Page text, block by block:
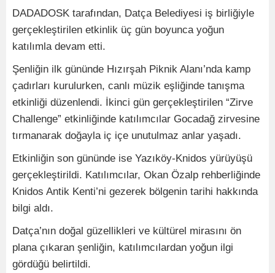
DADADOSK tarafından, Datça Belediyesi iş birliğiyle
gerçekleştirilen etkinlik üç gün boyunca yoğun
katılımla devam etti.
Şenliğin ilk gününde Hızırşah Piknik Alanı’nda kamp
çadırları kurulurken, canlı müzik eşliğinde tanışma
etkinliği düzenlendi. İkinci gün gerçekleştirilen “Zirve
Challenge” etkinliğinde katılımcılar Gocadağ zirvesine
tırmanarak doğayla iç içe unutulmaz anlar yaşadı.
Etkinliğin son gününde ise Yazıköy-Knidos yürüyüşü
gerçekleştirildi. Katılımcılar, Okan Özalp rehberliğinde
Knidos Antik Kenti’ni gezerek bölgenin tarihi hakkında
bilgi aldı.
Datça’nın doğal güzellikleri ve kültürel mirasını ön
plana çıkaran şenliğin, katılımcılardan yoğun ilgi
gördüğü belirtildi.